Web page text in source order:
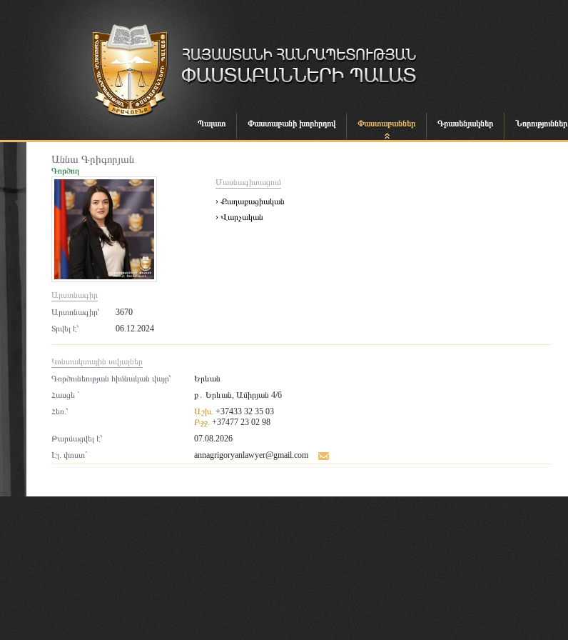
Պալատ Փաստաբանի խորհրդով Փաստաբաններ Գրասենյակներ Նորություններ
Աննա Գրիգորյան
Գործող
Արտոնագիր
Արտոնագիր՝
3670
Տրվել է՝
06.12.2024
Մասնագիտացում
› Քաղաքացիական
› Վարչական
Կոնտակտային տվյալներ
Գործունեության հիմնական վայր՝
Երևան
Հասցե `
ք․ Երևան, Ամիրյան 4/6
Հեռ.՝
Աշխ. +37433 32 35 03
Բջջ. +37477 23 02 98
Թարմացվել է՝
07.08.2026
Էլ. փոստ`
annagrigoryanlawyer@gmail.com